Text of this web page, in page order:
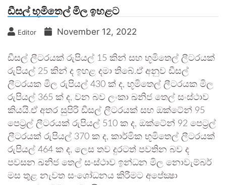
ඩීසල් භූමිතෙල් මිල ඉහළට
Editor November 12, 2022
ඩීසල් ලීටරයක් රුපියල් 15 කින් සහ භූමිතෙල් ලීටරයක්
රුපියල් 25 කින් ද ඉහළ දමා තිබේ.ඒ අනුව ඩීසල්
ලීටරයක මිල රුපියල් 430 ක් ද, භූමිතෙල් ලීටරයක මිල
රුපියල් 365 ක් ද, වන බව ලංකා ඛනිජ තෙල් සංස්ථාව
කියයි.ඒ අතර සුපිරි ඩීසල් ලීටරයක් සහ ඔක්ටේන් 95
පෙට්‍රල් ලීටරයක් රුපියල් 510 ක ද, ඔක්ටේන් 92 පෙට්‍රල්
ලීටරයක් රුපියල් 370 ක ද, කාර්මික භූමිතෙල් ලීටරයක්
රුපියල් 464 ක ද, ලෙස තව දුරටත් පවතින බව ද
පවසන ඛනිජ තෙල් සංස්ථාව ඉන්ධන මිල නොවැම්බර්
මස තුළ නැවත සංශෝධනය කිරීමට අපේක්‍ෂා